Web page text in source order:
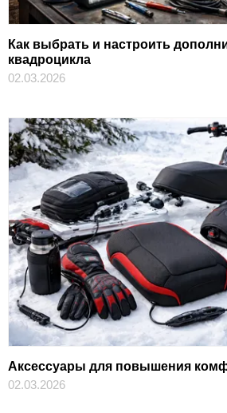
Как выбрать и настроить
квадроцикла
02.03.2026
Аксессуары для повышения
02.03.2026